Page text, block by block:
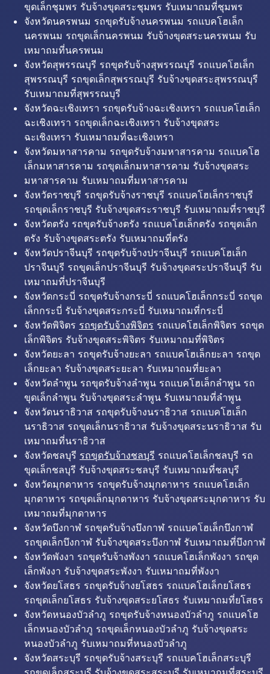
ขุดเล็กชุมพร รับจ้างขุดสระชุมพร รับเหมาถมที่ชุมพร
จังหวัดนครพนม รถขุดรับจ้างนครพนม รถแบคโฮเล็ก
นครพนม รถขุดเล็กนครพนม รับจ้างขุดสระนครพนม รับ
เหมาถมที่นครพนม
จังหวัดสุพรรณบุรี รถขุดรับจ้างสุพรรณบุรี รถแบคโฮเล็ก
สุพรรณบุรี รถขุดเล็กสุพรรณบุรี รับจ้างขุดสระสุพรรณบุรี
รับเหมาถมที่สุพรรณบุรี
จังหวัดฉะเชิงเทรา รถขุดรับจ้างฉะเชิงเทรา รถแบคโฮเล็ก
ฉะเชิงเทรา รถขุดเล็กฉะเชิงเทรา รับจ้างขุดสระ
ฉะเชิงเทรา รับเหมาถมที่ฉะเชิงเทรา
จังหวัดมหาสารคาม รถขุดรับจ้างมหาสารคาม รถแบคโฮ
เล็กมหาสารคาม รถขุดเล็กมหาสารคาม รับจ้างขุดสระ
มหาสารคาม รับเหมาถมที่มหาสารคาม
จังหวัดราชบุรี รถขุดรับจ้างราชบุรี รถแบคโฮเล็กราชบุรี
รถขุดเล็กราชบุรี รับจ้างขุดสระราชบุรี รับเหมาถมที่ราชบุรี
จังหวัดตรัง รถขุดรับจ้างตรัง รถแบคโฮเล็กตรัง รถขุดเล็ก
ตรัง รับจ้างขุดสระตรัง รับเหมาถมที่ตรัง
จังหวัดปราจีนบุรี รถขุดรับจ้างปราจีนบุรี รถแบคโฮเล็ก
ปราจีนบุรี รถขุดเล็กปราจีนบุรี รับจ้างขุดสระปราจีนบุรี รับ
เหมาถมที่ปราจีนบุรี
จังหวัดกระบี่ รถขุดรับจ้างกระบี่ รถแบคโฮเล็กกระบี่ รถขุด
เล็กกระบี่ รับจ้างขุดสระกระบี่ รับเหมาถมที่กระบี่
จังหวัดพิจิตร รถขุดรับจ้างพิจิตร รถแบคโฮเล็กพิจิตร รถขุด
เล็กพิจิตร รับจ้างขุดสระพิจิตร รับเหมาถมที่พิจิตร
จังหวัดยะลา รถขุดรับจ้างยะลา รถแบคโฮเล็กยะลา รถขุด
เล็กยะลา รับจ้างขุดสระยะลา รับเหมาถมที่ยะลา
จังหวัดลำพูน รถขุดรับจ้างลำพูน รถแบคโฮเล็กลำพูน รถ
ขุดเล็กลำพูน รับจ้างขุดสระลำพูน รับเหมาถมที่ลำพูน
จังหวัดนราธิวาส รถขุดรับจ้างนราธิวาส รถแบคโฮเล็ก
นราธิวาส รถขุดเล็กนราธิวาส รับจ้างขุดสระนราธิวาส รับ
เหมาถมที่นราธิวาส
จังหวัดชลบุรี รถขุดรับจ้างชลบุรี รถแบคโฮเล็กชลบุรี รถ
ขุดเล็กชลบุรี รับจ้างขุดสระชลบุรี รับเหมาถมที่ชลบุรี
จังหวัดมุกดาหาร รถขุดรับจ้างมุกดาหาร รถแบคโฮเล็ก
มุกดาหาร รถขุดเล็กมุกดาหาร รับจ้างขุดสระมุกดาหาร รับ
เหมาถมที่มุกดาหาร
จังหวัดบึงกาฬ รถขุดรับจ้างบึงกาฬ รถแบคโฮเล็กบึงกาฬ
รถขุดเล็กบึงกาฬ รับจ้างขุดสระบึงกาฬ รับเหมาถมที่บึงกาฬ
จังหวัดพังงา รถขุดรับจ้างพังงา รถแบคโฮเล็กพังงา รถขุด
เล็กพังงา รับจ้างขุดสระพังงา รับเหมาถมที่พังงา
จังหวัดยโสธร รถขุดรับจ้างยโสธร รถแบคโฮเล็กยโสธร
รถขุดเล็กยโสธร รับจ้างขุดสระยโสธร รับเหมาถมที่ยโสธร
จังหวัดหนองบัวลำภู รถขุดรับจ้างหนองบัวลำภู รถแบคโฮ
เล็กหนองบัวลำภู รถขุดเล็กหนองบัวลำภู รับจ้างขุดสระ
หนองบัวลำภู รับเหมาถมที่หนองบัวลำภู
จังหวัดสระบุรี รถขุดรับจ้างสระบุรี รถแบคโฮเล็กสระบุรี